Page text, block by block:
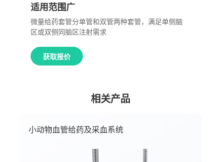
适用范围广
微量给药套管分单管和双管两种套管，满足单侧脑
区或双侧同脑区注射需求
获取报价
相关产品
小动物血管给药及采血系统